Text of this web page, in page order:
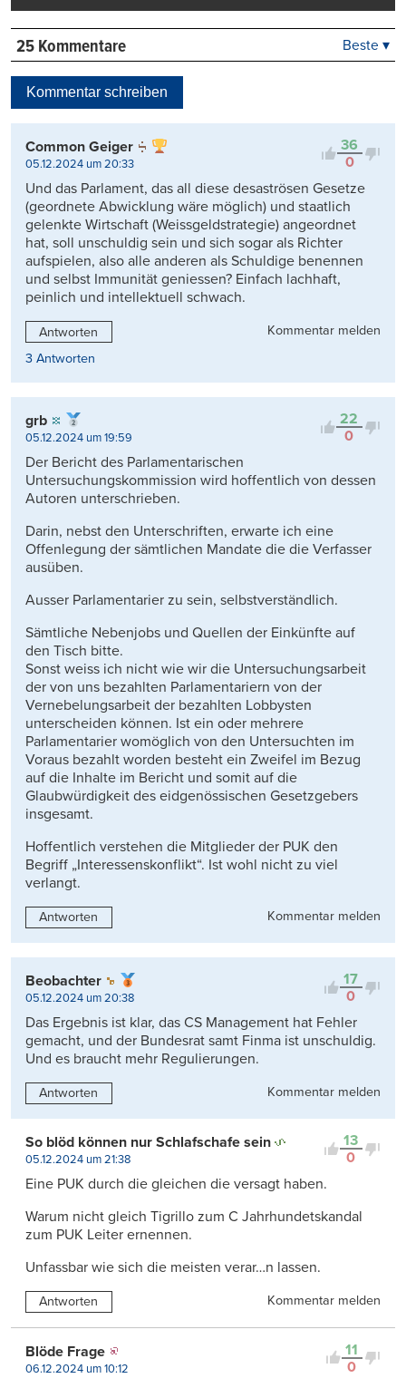
25 Kommentare
Kontrovers
Beste ▾
Kommentar schreiben
36
0
Common Geiger
05.12.2024 um 20:33
Und das Parlament, das all diese desaströsen Gesetze
(geordnete Abwicklung wäre möglich) und staatlich
gelenkte Wirtschaft (Weissgeldstrategie) angeordnet
hat, soll unschuldig sein und sich sogar als Richter
aufspielen, also alle anderen als Schuldige benennen
und selbst Immunität geniessen? Einfach lachhaft,
peinlich und intellektuell schwach.
Antworten
Kommentar melden
3 Antworten
22
0
grb
05.12.2024 um 19:59
Der Bericht des Parlamentarischen
Untersuchungskommission wird hoffentlich von dessen
Autoren unterschrieben.
Darin, nebst den Unterschriften, erwarte ich eine
Offenlegung der sämtlichen Mandate die die Verfasser
ausüben.
Ausser Parlamentarier zu sein, selbstverständlich.
Sämtliche Nebenjobs und Quellen der Einkünfte auf
den Tisch bitte.
Sonst weiss ich nicht wie wir die Untersuchungsarbeit
der von uns bezahlten Parlamentariern von der
Vernebelungsarbeit der bezahlten Lobbysten
unterscheiden können. Ist ein oder mehrere
Parlamentarier womöglich von den Untersuchten im
Voraus bezahlt worden besteht ein Zweifel im Bezug
auf die Inhalte im Bericht und somit auf die
Glaubwürdigkeit des eidgenössischen Gesetzgebers
insgesamt.
Hoffentlich verstehen die Mitglieder der PUK den
Begriff „Interessenskonflikt“. Ist wohl nicht zu viel
verlangt.
Antworten Kommentar melden
17
0
Beobachter
05.12.2024 um 20:38
Das Ergebnis ist klar, das CS Management hat Fehler
gemacht, und der Bundesrat samt Finma ist unschuldig.
Und es braucht mehr Regulierungen.
Antworten Kommentar melden
13
0
So blöd können nur Schlafschafe sein
05.12.2024 um 21:38
Eine PUK durch die gleichen die versagt haben.
Warum nicht gleich Tigrillo zum C Jahrhundetskandal
zum PUK Leiter ernennen.
Unfassbar wie sich die meisten verar…n lassen.
Antworten Kommentar melden
11
0
Blöde Frage
06.12.2024 um 10:12